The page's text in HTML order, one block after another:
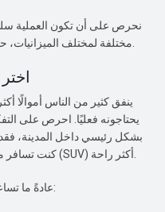
نحرص على أن تكون العملية
مختلفة لمختلف الميزانيات، حتى يجد العملاء ما يناسب احتياجاتهم فعليًا.
ينفق كثير من الناس أموالًا
يحتاجونه فعليًا. احرص على
بشكل رئيسي داخل المدينة،
كنت تسافر مع العائلة، فقد تكون سيارة الدفع الرباعي (SUV) أكثر راحة.
عادةً ما تساعدك السيارة الأصغر على توفير المال في: